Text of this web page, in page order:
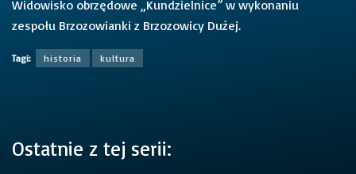
Widowisko obrzędowe „Kundzielnice” w wykonaniu
zespołu Brzozowianki z Brzozowicy Dużej.
Tagi: historia kultura
Ostatnie z tej serii: